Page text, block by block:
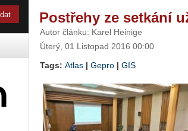
Postřehy ze setkání
Autor článku: Karel Heinige
Úterý, 01 Listopad 2016 00:00
Tags: Atlas | Gepro | GIS